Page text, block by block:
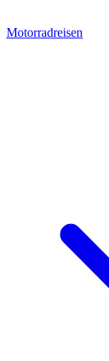
Motorradreisen